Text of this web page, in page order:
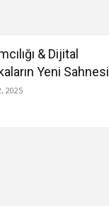
& Dijital
Yeni Sahnesi
2025